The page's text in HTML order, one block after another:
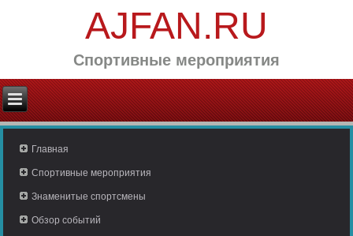
AJFAN.RU
Спортивные мероприятия
Главная
Спортивные мероприятия
Знаменитые спортсмены
Обзор событий